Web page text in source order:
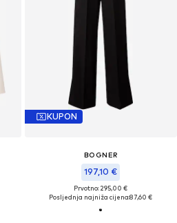
KUPON
BOGNER
197,10 €
Prvotno: 295,00 €
Posljednja najniža cijena:87,60 €